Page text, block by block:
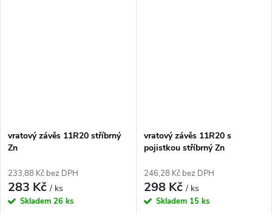
vratový závěs 11R20 stříbrný
Zn
233,88 Kč bez DPH
283 Kč/ ks
Skladem 26 ks
vratový závěs 11R20 s
pojistkou stříbrný Zn
246,28 Kč bez DPH
298 Kč/ ks
Skladem 15 ks